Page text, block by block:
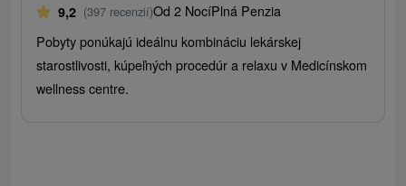
9,2 (397 recenzií)Od 2 NocíPlná Penzia
Pobyty ponúkajú ideálnu kombináciu lekárskej
starostlivosti, kúpeľných procedúr a relaxu v Medicínskom
wellness centre.